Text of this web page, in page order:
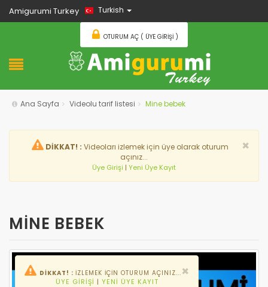
Amigurumi Turkey Turkish
OTURUM AÇ ( ÜYE GIRIŞI )
Ana Sayfa Videolu tarif listesi Mine bebek
×
DİKKAT! : Videoları izlemek için üye olarak oturum
açınız...
Üye Girişi | Yeni Üye Kayıt
MİNE BEBEK
×
DİKKAT! : İZLEMEK IÇIN OTURUM AÇINIZ...
ÜYE GIRIŞI | YENI ÜYE KAYIT